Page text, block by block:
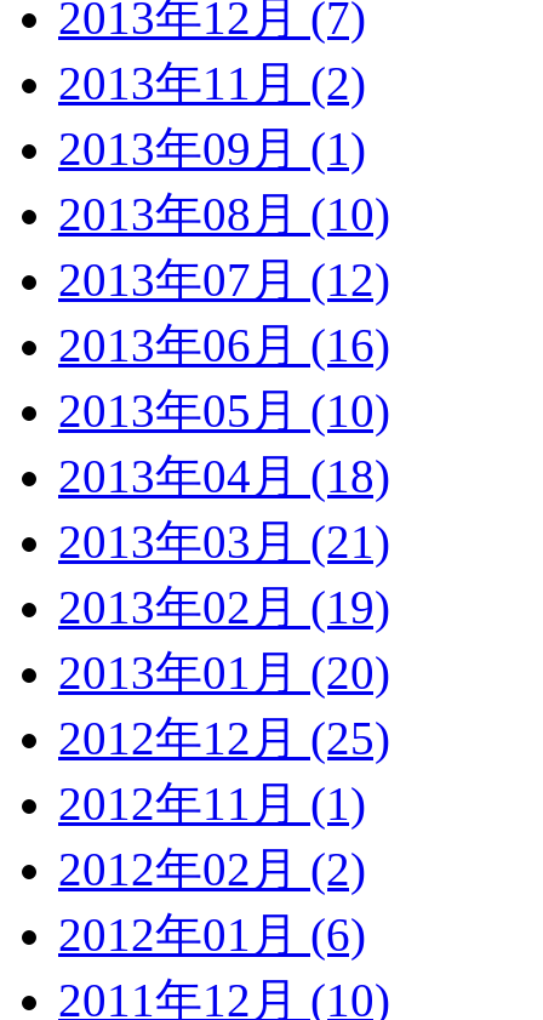
2013年12月 (7)
2013年11月 (2)
2013年09月 (1)
2013年08月 (10)
2013年07月 (12)
2013年06月 (16)
2013年05月 (10)
2013年04月 (18)
2013年03月 (21)
2013年02月 (19)
2013年01月 (20)
2012年12月 (25)
2012年11月 (1)
2012年02月 (2)
2012年01月 (6)
2011年12月 (10)